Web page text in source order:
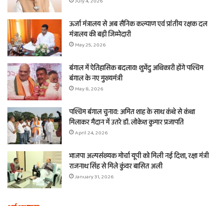
ऊर्जा मंत्रालय से अब सैनिक कल्याण एवं प्रांतीय रक्षक दल
मंत्रालय की बड़ी जिम्मेदारी
May 25, 2026
बंगाल में ऐतिहासिक बदलाव! शुभेंदु अधिकारी होंगे पश्चिम
बंगाल के नए मुख्यमंत्री
May 8, 2026
पश्चिम बंगाल चुनाव: अमित शाह के साथ कंधे से कंधा
मिलाकर मैदान में उतरे डॉ. लोकेश कुमार प्रजापति
April 24, 2026
भाजपा अल्पसंख्यक मोर्चा यूपी को मिली नई दिशा, रक्षा मंत्री
राजनाथ सिंह से मिले कुंवर बासित अली
January 31, 2026